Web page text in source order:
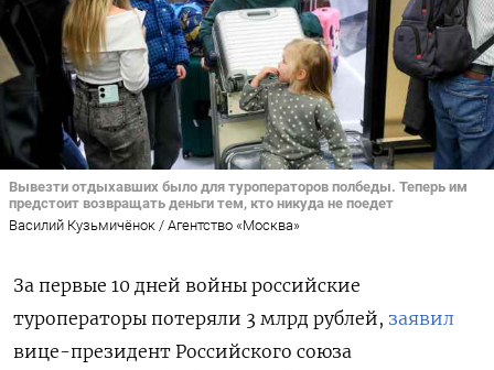
Вывезти отдыхавших было для туроператоров полбеды. Теперь им
предстоит возвращать деньги тем, кто никуда не поедет
Василий Кузьмичёнок / Агентство «Москва»
За первые 10 дней войны российские
туроператоры потеряли 3 млрд рублей, заявил
вице-президент Российского союза